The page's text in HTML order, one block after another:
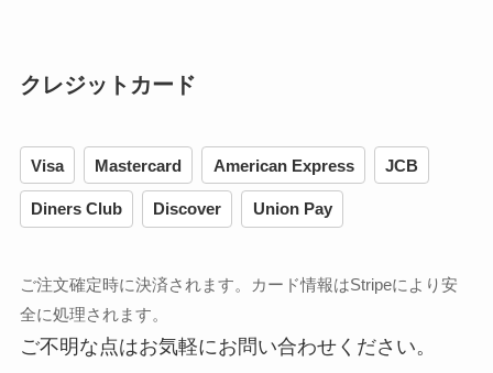
クレジットカード
Visa Mastercard American Express JCB
Diners Club Discover Union Pay
ご注文確定時に決済されます。カード情報はStripeにより安
全に処理されます。
ご不明な点はお気軽にお問い合わせください。